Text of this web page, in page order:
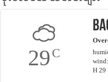
29C
H 29